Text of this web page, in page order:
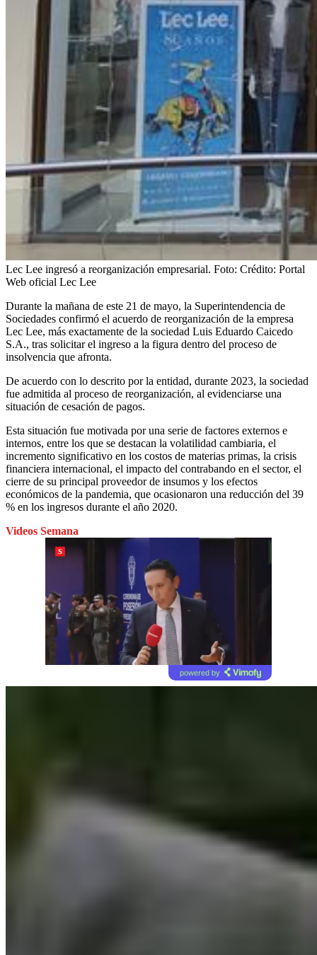
Lec Lee ingresó a reorganización empresarial. Foto: Crédito: Portal
Web oficial Lec Lee
Durante la mañana de este 21 de mayo, la Superintendencia de
Sociedades confirmó el acuerdo de reorganización de la empresa
Lec Lee, más exactamente de la sociedad Luis Eduardo Caicedo
S.A., tras solicitar el ingreso a la figura dentro del proceso de
insolvencia que afronta.
De acuerdo con lo descrito por la entidad, durante 2023, la sociedad
fue admitida al proceso de reorganización, al evidenciarse una
situación de cesación de pagos.
Esta situación fue motivada por una serie de factores externos e
internos, entre los que se destacan la volatilidad cambiaria, el
incremento significativo en los costos de materias primas, la crisis
financiera internacional, el impacto del contrabando en el sector, el
cierre de su principal proveedor de insumos y los efectos
económicos de la pandemia, que ocasionaron una reducción del 39
% en los ingresos durante el año 2020.
Videos Semana
powered by